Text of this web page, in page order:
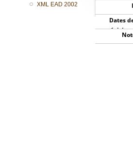
Dates
XML EAD 2002